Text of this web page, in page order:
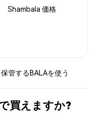
Shambala 価格
管するBALAを使う
買えますか?